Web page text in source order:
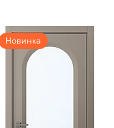
Новинка